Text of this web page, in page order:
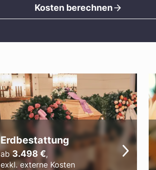
Kosten berechnen
Erdbestattung
ab 3.498 €,
exkl. externe Kosten